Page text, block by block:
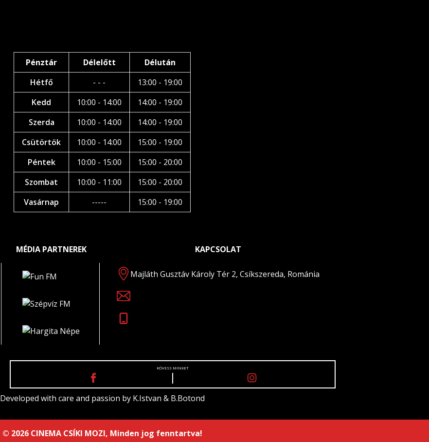
Pénztár Délelőtt
Délután
Hétfő
- - -
13:00 - 19:00
Kedd
10:00 - 14:00
14:00 - 19:00
Szerda
10:00 - 14:00
14:00 - 19:00
Csütörtök
10:00 - 14:00
15:00 - 19:00
Péntek
10:00 - 15:00
15:00 - 20:00
Szombat
10:00 - 11:00
15:00 - 20:00
Vasárnap
----- 15:00 - 19:00
MÉDIA PARTNEREK KAPCSOLAT
Majláth Gusztáv Károly Tér 2, Csíkszereda, Románia
KÖVESS MINKET
Developed with care and passion by K.Istvan & B.Botond
© 2026 CINEMA CSÍKI MOZI, Minden jog fenntartva!